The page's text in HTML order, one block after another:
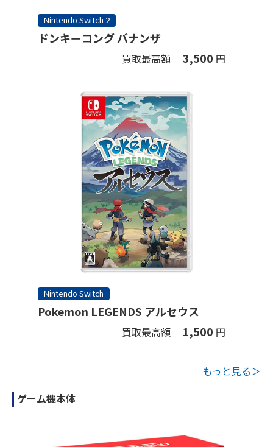
Nintendo Switch 2
ドンキーコング バナンザ
買取最高額 3,500 円
Nintendo Switch
Pokemon LEGENDS アルセウス
買取最高額 1,500 円
もっと見る＞
ゲーム機本体